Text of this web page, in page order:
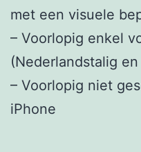
met een visuele
– Voorlopig enkel
(Nederlandstalig
– Voorlopig niet
iPhone